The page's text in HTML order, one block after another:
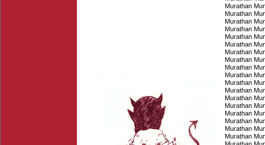
Murathan
Murathan
Murathan
Murathan
Murathan
Murathan
Murathan
Murathan
Murathan
Murathan
Murathan
Murathan
Murathan
Murathan
Murathan
Murathan
Murathan
Murathan